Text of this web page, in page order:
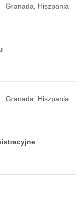
Granada, Hiszpania
Granada, Hiszpania